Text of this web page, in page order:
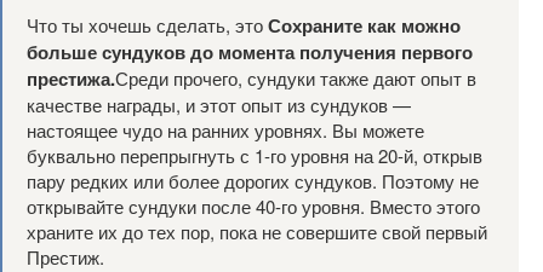
Что ты хочешь сделать, этоСохраните как можно
больше сундуков до момента получения первого
престижа.Среди прочего, сундуки также дают опыт в
качестве награды, и этот опыт из сундуков —
настоящее чудо на ранних уровнях. Вы можете
буквально перепрыгнуть с 1-го уровня на 20-й, открыв
пару редких или более дорогих сундуков. Поэтому не
открывайте сундуки после 40-го уровня. Вместо этого
храните их до тех пор, пока не совершите свой первый
Престиж.